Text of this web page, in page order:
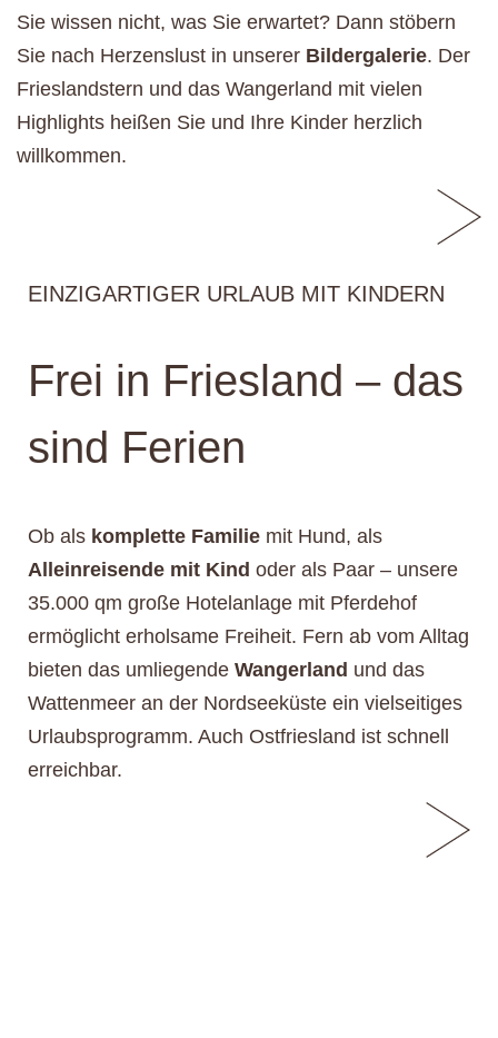
Sie wissen nicht, was Sie erwartet? Dann stöbern
Sie nach Herzenslust in unserer Bildergalerie. Der
Frieslandstern und das Wangerland mit vielen
Highlights heißen Sie und Ihre Kinder herzlich
willkommen.
EINZIGARTIGER URLAUB MIT KINDERN
Frei in Friesland – das
sind Ferien
Ob als komplette Familie mit Hund, als
Alleinreisende mit Kind oder als Paar – unsere
35.000 qm große Hotelanlage mit Pferdehof
ermöglicht erholsame Freiheit. Fern ab vom Alltag
bieten das umliegende Wangerland und das
Wattenmeer an der Nordseeküste ein vielseitiges
Urlaubsprogramm. Auch Ostfriesland ist schnell
erreichbar.